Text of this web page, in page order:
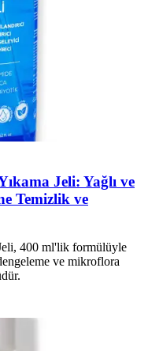
Jeli: Yağlı ve
Temizlik ve
400 ml'lik formülüyle
ve mikroflora